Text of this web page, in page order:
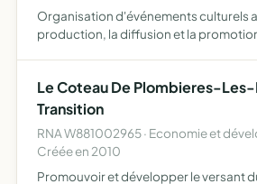
Organisation d'événements culturels
production, la diffusion et la
Le Coteau De Plombieres-Les-
Transition
RNA W881002965 · Economie et
Créée en 2010
Promouvoir et développer le versant